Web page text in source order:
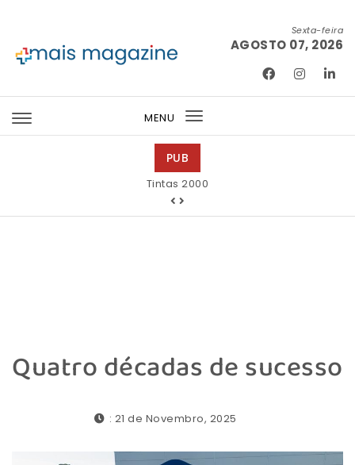
Sexta-feira
AGOSTO 07, 2026
MENU
Toggle
PUB
Tintas 2000
Quatro décadas de sucesso
: 21 de Novembro, 2025